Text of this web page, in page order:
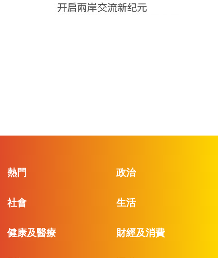
熱門 政治
社會 生活
健康及醫療 財經及消費